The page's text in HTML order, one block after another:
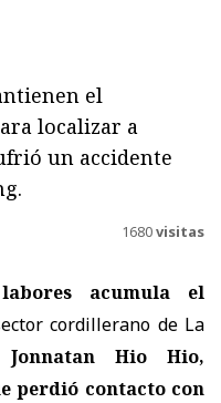
el
localizar a
un accidente
1680visitas
acumula el
cordillerano de La
Jonnatan Hio Hio,
perdió contacto con